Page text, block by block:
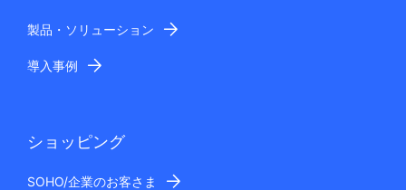
製品・ソリューション
導入事例
ショッピング
SOHO/企業のお客さま